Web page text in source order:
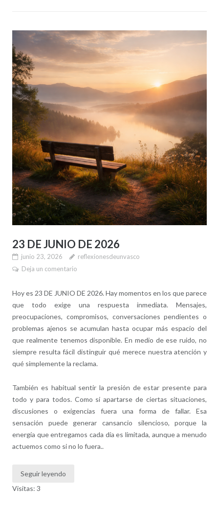
23 DE JUNIO DE 2026
junio 23, 2026
reflexionesdeunvasco
Deja un comentario
Hoy es 23 DE JUNIO DE 2026. Hay momentos en los que parece
que todo exige una respuesta inmediata. Mensajes,
preocupaciones, compromisos, conversaciones pendientes o
problemas ajenos se acumulan hasta ocupar más espacio del
que realmente tenemos disponible. En medio de ese ruido, no
siempre resulta fácil distinguir qué merece nuestra atención y
qué simplemente la reclama.
También es habitual sentir la presión de estar presente para
todo y para todos. Como si apartarse de ciertas situaciones,
discusiones o exigencias fuera una forma de fallar. Esa
sensación puede generar cansancio silencioso, porque la
energía que entregamos cada día es limitada, aunque a menudo
actuemos como si no lo fuera..
Seguir leyendo
Visitas: 3